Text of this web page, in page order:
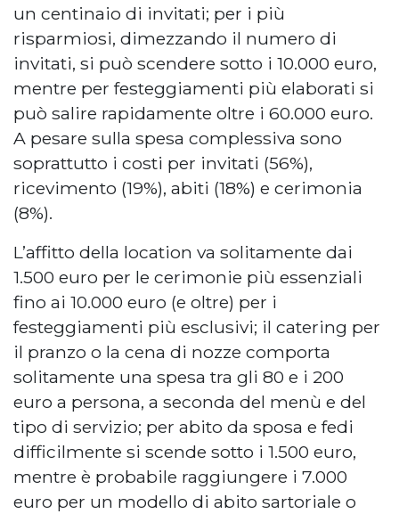
un centinaio di invitati; per i più
risparmiosi, dimezzando il numero di
invitati, si può scendere sotto i 10.000 euro,
mentre per festeggiamenti più elaborati si
può salire rapidamente oltre i 60.000 euro.
A pesare sulla spesa complessiva sono
soprattutto i costi per invitati (56%),
ricevimento (19%), abiti (18%) e cerimonia
(8%).
L’affitto della location va solitamente dai
1.500 euro per le cerimonie più essenziali
fino ai 10.000 euro (e oltre) per i
festeggiamenti più esclusivi; il catering per
il pranzo o la cena di nozze comporta
solitamente una spesa tra gli 80 e i 200
euro a persona, a seconda del menù e del
tipo di servizio; per abito da sposa e fedi
difficilmente si scende sotto i 1.500 euro,
mentre è probabile raggiungere i 7.000
euro per un modello di abito sartoriale o